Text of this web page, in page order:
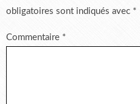
obligatoires sont indiqués avec *
Commentaire *